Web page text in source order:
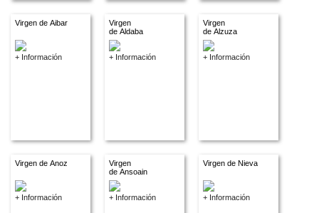
Virgen de Aibar
+ Información
Virgen
de Aldaba
+ Información
Virgen
de Alzuza
+ Información
Virgen de Anoz
+ Información
Virgen
de Ansoain
+ Información
Virgen de Nieva
+ Información